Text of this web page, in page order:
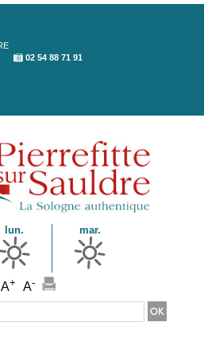
02 54 88 71 91
lun. mar.
A+ A-